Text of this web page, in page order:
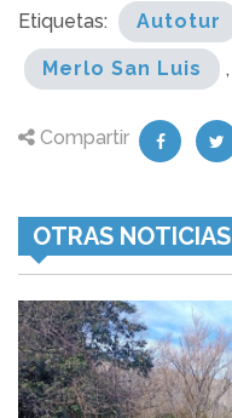
Etiquetas: Autotur
Merlo San Luis ,
Compartir
OTRAS NOTICIAS